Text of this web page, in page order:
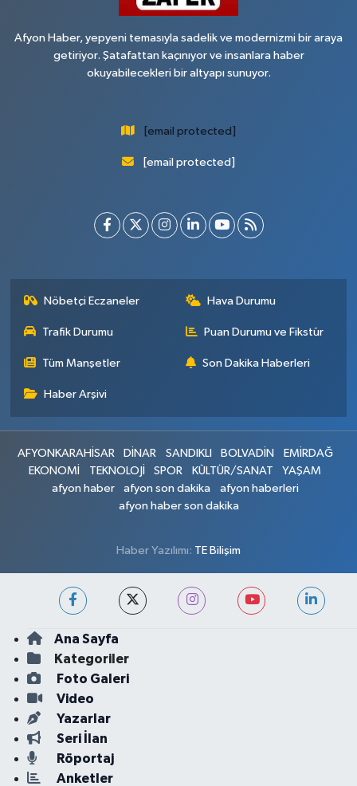
Afyon Haber, yepyeni temasıyla sadelik ve modernizmi bir araya
getiriyor. Şatafattan kaçınıyor ve insanlara haber
okuyabilecekleri bir altyapı sunuyor.
[email protected]
[email protected]
Nöbetçi Eczaneler Hava Durumu
Trafik Durumu Puan Durumu ve Fikstür
Tüm Manşetler Son Dakika Haberleri
Haber Arşivi
AFYONKARAHİSAR DİNAR SANDIKLI BOLVADİN
EMİRDAĞ
EKONOMİ
TEKNOLOJİ SPOR KÜLTÜR/SANAT
YAŞAM
afyon haber
afyon son dakika
afyon haberleri
afyon haber son dakika
Haber Yazılımı: TE Bilişim
Ana Sayfa
Kategoriler
Foto Galeri
Video
Yazarlar
Seri İlan
Röportaj
Anketler